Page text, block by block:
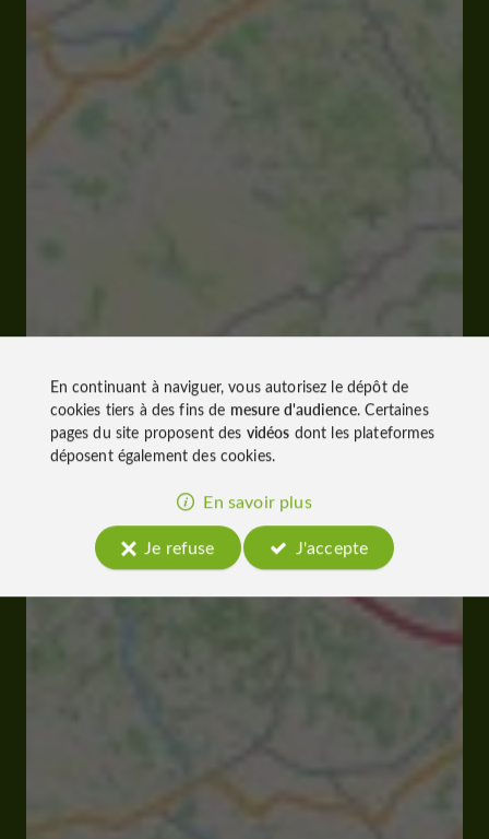
En continuant à naviguer, vous autorisez le dépôt de
cookies tiers à des fins de mesure d'audience. Certaines
pages du site proposent des vidéos dont les plateformes
déposent également des cookies.
En savoir plus
Je refuse
J'accepte